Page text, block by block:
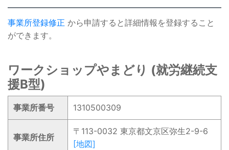
事業所登録修正 から申請すると詳細情報を登録すること
ができます。
ワークショップやまどり (就労継続支
援B型)
事業所番号 1310500309
事業所住所
〒113-0032 東京都文京区弥生2-9-6
[地図]